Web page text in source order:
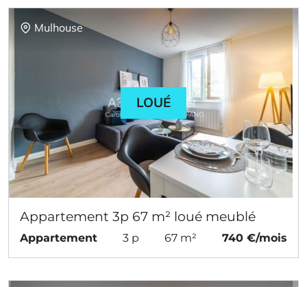
Mulhouse
LOUÉ
Appartement 3p 67 m² loué meublé
Appartement 3 p 67 m² 740 €/mois